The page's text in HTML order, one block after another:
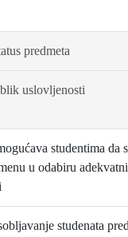
predmeta
uslovljenosti
studentima da
u odabiru
studenata